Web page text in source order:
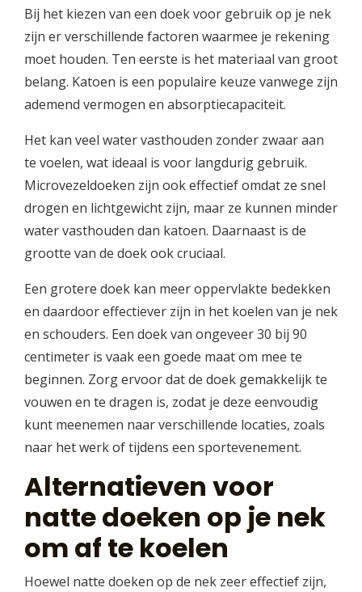
Bij het kiezen van een doek voor gebruik op je nek
zijn er verschillende factoren waarmee je rekening
moet houden. Ten eerste is het materiaal van groot
belang. Katoen is een populaire keuze vanwege zijn
ademend vermogen en absorptiecapaciteit.
Het kan veel water vasthouden zonder zwaar aan
te voelen, wat ideaal is voor langdurig gebruik.
Microvezeldoeken zijn ook effectief omdat ze snel
drogen en lichtgewicht zijn, maar ze kunnen minder
water vasthouden dan katoen. Daarnaast is de
grootte van de doek ook cruciaal.
Een grotere doek kan meer oppervlakte bedekken
en daardoor effectiever zijn in het koelen van je nek
en schouders. Een doek van ongeveer 30 bij 90
centimeter is vaak een goede maat om mee te
beginnen. Zorg ervoor dat de doek gemakkelijk te
vouwen en te dragen is, zodat je deze eenvoudig
kunt meenemen naar verschillende locaties, zoals
naar het werk of tijdens een sportevenement.
Alternatieven voor
natte doeken op je nek
om af te koelen
Hoewel natte doeken op de nek zeer effectief zijn,